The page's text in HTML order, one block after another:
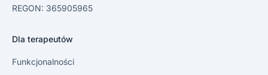
REGON: 365905965
Dla terapeutów
Funkcjonalności